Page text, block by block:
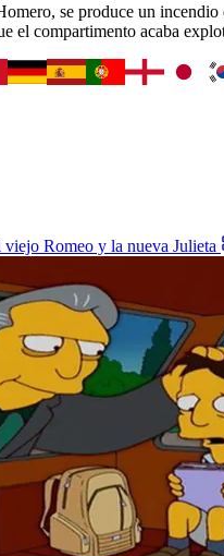
se produce un
el compartimento acaba
viejo Romeo y la nueva Julieta